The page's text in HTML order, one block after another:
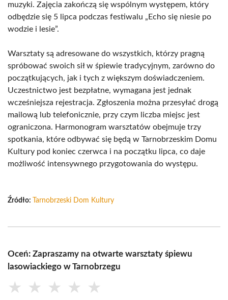
muzyki. Zajęcia zakończą się wspólnym występem, który
odbędzie się 5 lipca podczas festiwalu „Echo się niesie po
wodzie i lesie”.
Warsztaty są adresowane do wszystkich, którzy pragną
spróbować swoich sił w śpiewie tradycyjnym, zarówno do
początkujących, jak i tych z większym doświadczeniem.
Uczestnictwo jest bezpłatne, wymagana jest jednak
wcześniejsza rejestracja. Zgłoszenia można przesyłać drogą
mailową lub telefonicznie, przy czym liczba miejsc jest
ograniczona. Harmonogram warsztatów obejmuje trzy
spotkania, które odbywać się będą w Tarnobrzeskim Domu
Kultury pod koniec czerwca i na początku lipca, co daje
możliwość intensywnego przygotowania do występu.
Źródło: Tarnobrzeski Dom Kultury
Oceń: Zapraszamy na otwarte warsztaty śpiewu
lasowiackiego w Tarnobrzegu
★ ★ ★ ★ ★